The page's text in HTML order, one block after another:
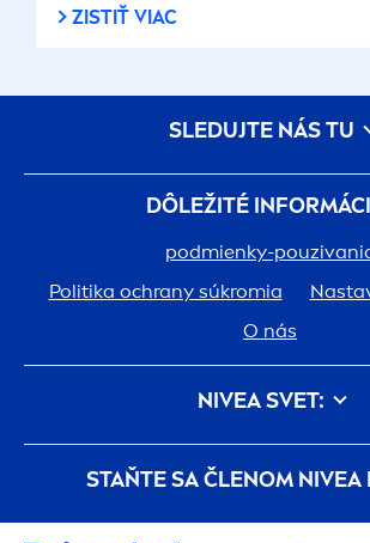
ZISTIŤ VIAC
DÔLEŽITÉ
podmienky-
Politika ochrany súkromia
O nás
NIVEASVET:
História
Kariéra v
Jedna pokožka. Jedna planéta.
Kontakt
STAŇTE SA ČLENOM NIVEA
Registráciou doNIVEAklubu
SLEDUJTE NÁS TU